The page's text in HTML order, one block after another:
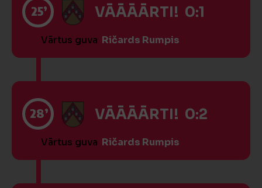
25’ VĀĀĀĀRTI! 0:1
Vārtus guva Ričards Rumpis
28’ VĀĀĀĀRTI! 0:2
Vārtus guva Ričards Rumpis